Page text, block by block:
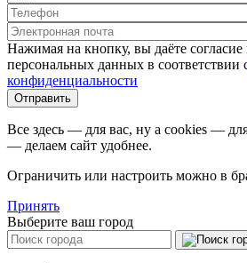
Нажимая на кнопку, вы даёте согласие
персональных данных в соответствии
конфиденциальности
Все здесь — для вас, ну а cookies —
— делаем сайт удобнее.
Ограничить или настроить можно в
Принять
Выберите ваш город